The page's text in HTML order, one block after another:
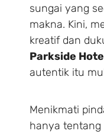
sungai yang
makna. Kini,
kreatif dan
Parkside
autentik itu
Menikmati
hanya tentang